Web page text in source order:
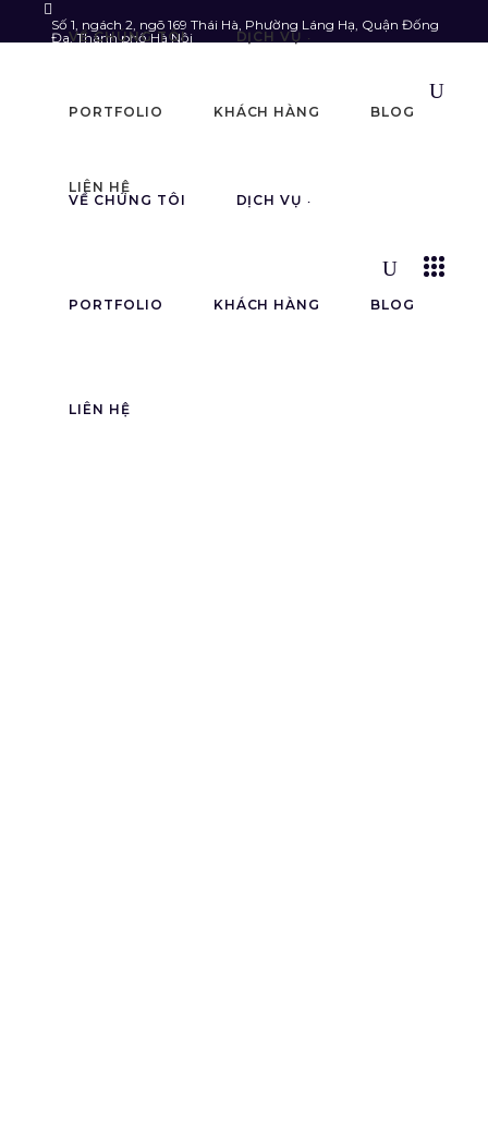
Số 1, ngách 2, ngõ 169 Thái Hà, Phường Láng Hạ, Quận Đống
Đa, Thành phố Hà Nội
VỀ CHÚNG TÔI DỊCH VỤ
PORTFOLIO KHÁCH HÀNG BLOG
LIÊN HỆ
VỀ CHÚNG TÔI DỊCH VỤ
PORTFOLIO KHÁCH HÀNG BLOG
LIÊN HỆ